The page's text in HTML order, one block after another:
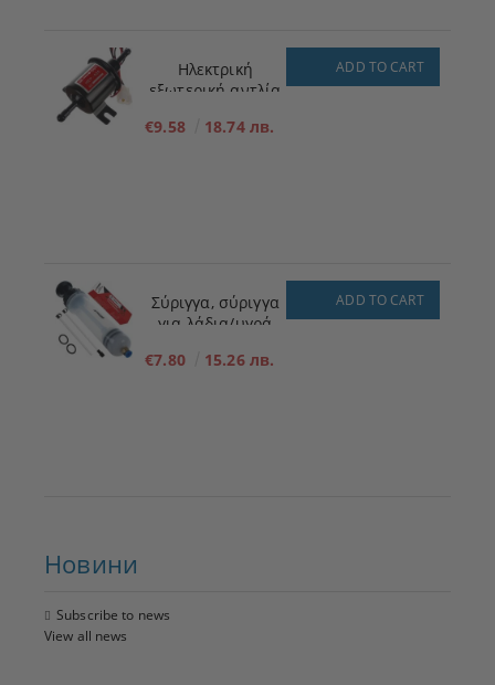
Ηλεκτρική
εξωτερική αντλία
καυσίμου για
€9.58 18.74 лв.
ADD TO CART
Σύριγγα, σύριγγα
για λάδια/υγρά
€7.80 15.26 лв.
ADD TO CART
Новини
Subscribe to news
View all news